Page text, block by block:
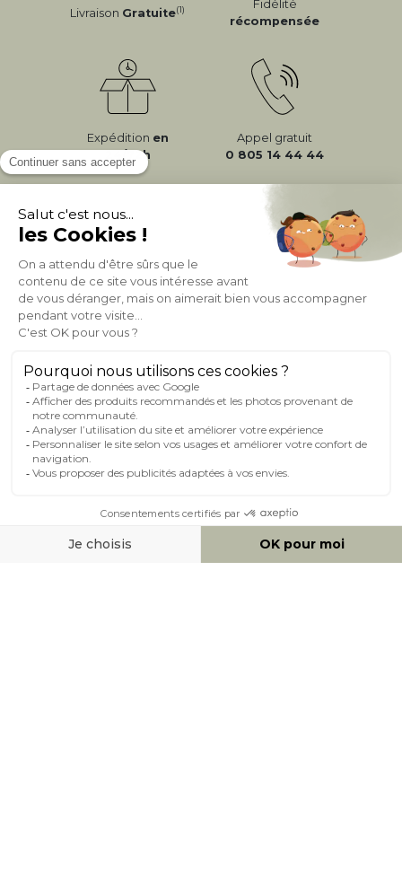
Livraison Gratuite(1)
Fidélité
récompensée
Expédition en
24/72h
Appel gratuit
0 805 14 44 44
À PROPOS DE MILIBOO
AIDE & CONTACT